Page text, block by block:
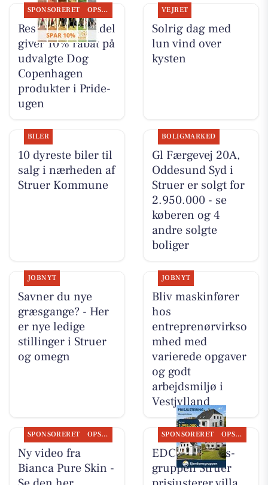
SPONSORERET OPSLAGSTAVLEN
Resen Landhandel
giver 10% rabat på
udvalgte Dog
Copenhagen
produkter i Pride-
ugen
VEJRET
Solrig dag med
lun vind over
kysten
BILER
10 dyreste biler til
salg i nærheden af
Struer Kommune
BOLIGMARKED
Gl Færgevej 20A,
Oddesund Syd i
Struer er solgt for
2.950.000 - se
køberen og 4
andre solgte
boliger
JOBNYT
Savner du nye
græsgange? - Her
er nye ledige
stillinger i Struer
og omegn
JOBNYT
Bliv maskinfører
hos
entreprenørvirkso
mhed med
varierede opgaver
og godt
arbejdsmiljø i
Vestjylland
SPONSORERET OPSLAGSTAVLEN
Ny video fra
Bianca Pure Skin -
SPONSORERET OPSLAGSTAVLEN
EDC Ejen­doms­
grup­pen Struer